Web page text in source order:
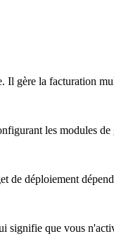
gère la facturation
les modules
déploiement
que vous